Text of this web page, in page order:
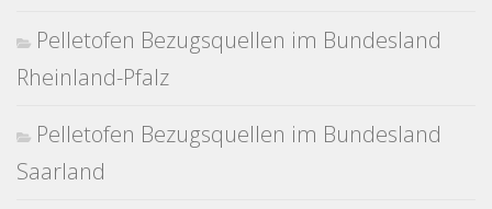
Pelletofen Bezugsquellen im Bundesland
Rheinland-Pfalz
Pelletofen Bezugsquellen im Bundesland
Saarland